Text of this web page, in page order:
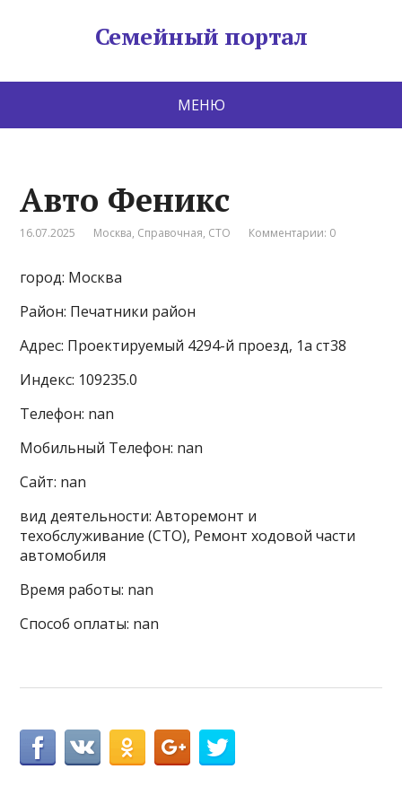
Семейный портал
МЕНЮ
Авто Феникс
16.07.2025 Москва, Справочная, СТО Комментарии: 0
город: Москва
Район: Печатники район
Адрес: Проектируемый 4294-й проезд, 1а ст38
Индекс: 109235.0
Телефон: nan
Мобильный Телефон: nan
Сайт: nan
вид деятельности: Авторемонт и
техобслуживание (СТО), Ремонт ходовой части
автомобиля
Время работы: nan
Способ оплаты: nan